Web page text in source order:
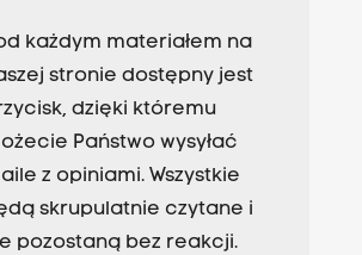
każdym materiałem na
stronie dostępny jest
dzięki któremu
Państwo wysyłać
z opiniami. Wszystkie
skrupulatnie czytane i
pozostaną bez reakcji.